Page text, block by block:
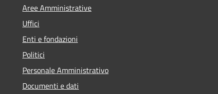
Aree Amministrative
Uffici
Enti e fondazioni
Politici
Personale Amministrativo
Documenti e dati